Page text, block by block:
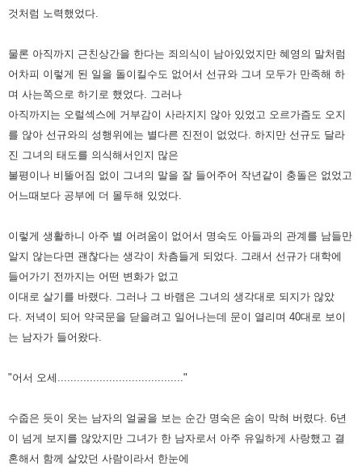
것처럼 노력했었다.
물론 아직까지 근친상간을 한다는 죄의식이 남아있었지만 혜영의 말처럼
어차피 이렇게 된 일을 돌이킬수도 없어서 선규와 그녀 모두가 만족해 하
며 사는쪽으로 하기로 했었다. 그러나
아직까지는 오럴섹스에 거부감이 사라지지 않아 있었고 오르가즘도 오지
를 않아 선규와의 성행위에는 별다른 진전이 없었다. 하지만 선규도 달라
진 그녀의 태도를 의식해서인지 많은
불평이나 비뚤어짐 없이 그녀의 말을 잘 들어주어 작년같이 충돌은 없었고
어느때보다 공부에 더 몰두해 있었다.
이렇게 생활하니 아주 별 어려움이 없어서 명숙도 아들과의 관계를 남들만
알지 않는다면 괜찮다는 생각이 차츰들게 되었다. 그래서 선규가 대학에
들어가기 전까지는 어떤 변화가 없고
이대로 살기를 바랬다. 그러나 그 바램은 그녀의 생각대로 되지가 않았
다. 저녁이 되어 약국문을 닫을려고 일어나는데 문이 열리며 40대로 보이
는 남자가 들어왔다.
"어서 오세......................................."
수줍은 듯이 웃는 남자의 얼굴을 보는 순간 명숙은 숨이 막혀 버렸다. 6년
이 넘게 보지를 않았지만 그녀가 한 남자로서 아주 유일하게 사랑했고 결
혼해서 함께 살았던 사람이라서 한눈에